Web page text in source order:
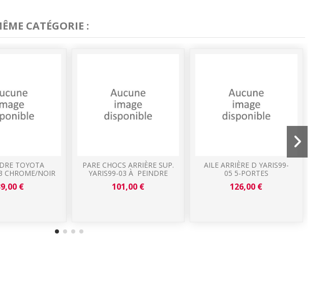
CATÉGORIE :
TOYOTA
CHROME/NOIR
€
PARE CHOCS ARRIÈRE SUP.
YARIS99-03 À PEINDRE
101,00 €
AILE ARRIÈRE D YARIS99-
05 5-PORTES
126,00 €